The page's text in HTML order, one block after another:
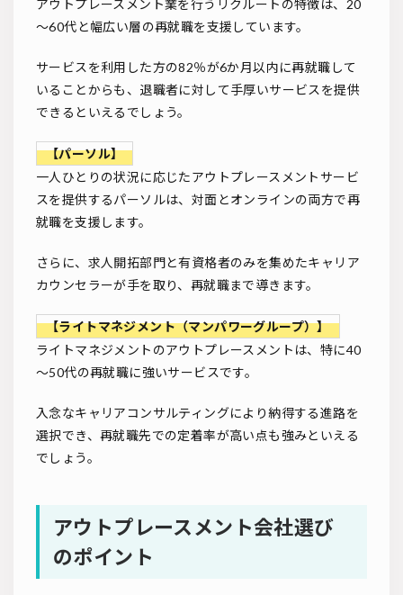
アウトプレースメント業を行うリクルートの特徴は、20
～60代と幅広い層の再就職を支援しています。
サービスを利用した方の82％が6か月以内に再就職して
いることからも、退職者に対して手厚いサービスを提供
できるといえるでしょう。
【パーソル】
一人ひとりの状況に応じたアウトプレースメントサービ
スを提供するパーソルは、対面とオンラインの両方で再
就職を支援します。
さらに、求人開拓部門と有資格者のみを集めたキャリア
カウンセラーが手を取り、再就職まで導きます。
【ライトマネジメント（マンパワーグループ）】
ライトマネジメントのアウトプレースメントは、特に40
～50代の再就職に強いサービスです。
入念なキャリアコンサルティングにより納得する進路を
選択でき、再就職先での定着率が高い点も強みといえる
でしょう。
アウトプレースメント会社選び
のポイント